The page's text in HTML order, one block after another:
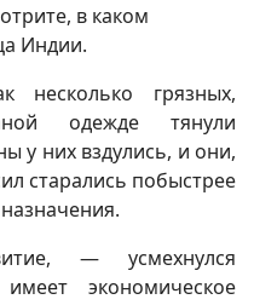
в каком
Индии.
несколько грязных,
одежде тянули
у них вздулись, и они,
старались побыстрее
— усмехнулся
экономическое